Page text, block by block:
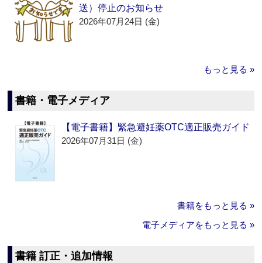
送）停止のお知らせ
2026年07月24日 (金)
もっと見る »
書籍・電子メディア
【電子書籍】緊急避妊薬OTC適正販売ガイド
2026年07月31日 (金)
書籍をもっと見る »
電子メディアをもっと見る »
書籍 訂正・追加情報